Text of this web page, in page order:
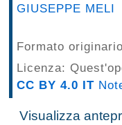
Data
GIUSEPPE MELI
Formato
Licenza:
CC BY 4.0 IT
Visualizza